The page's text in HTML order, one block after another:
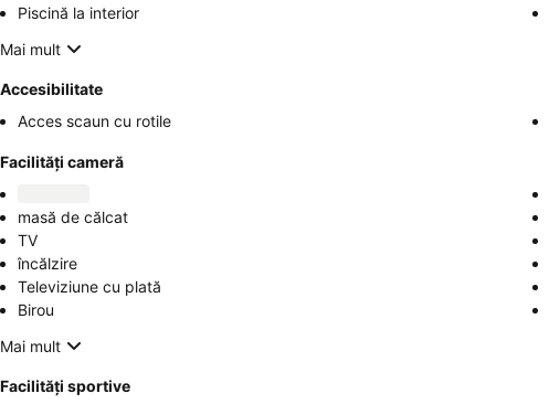
Piscină la interior
Mai mult
Accesibilitate
Acces scaun cu rotile
Facilități cameră
masă de călcat
TV
încălzire
Televiziune cu plată
Birou
Mai mult
Facilități sportive